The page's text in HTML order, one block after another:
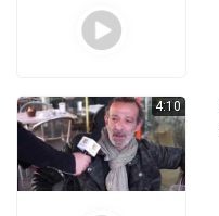
4:10